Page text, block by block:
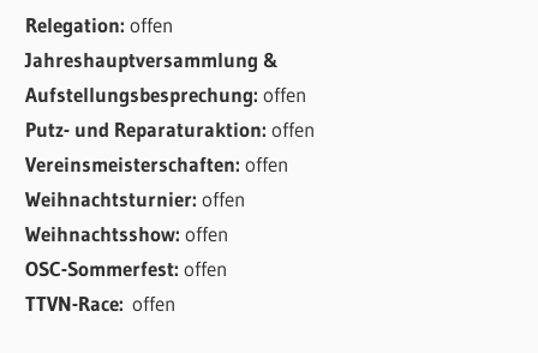
Relegation:offen
Jahreshauptversammlung &
Aufstellungsbesprechung:offen
Putz- und Reparaturaktion:offen
Vereinsmeisterschaften:offen
Weihnachtsturnier:offen
Weihnachtsshow:offen
OSC-Sommerfest:offen
TTVN-Race:offen